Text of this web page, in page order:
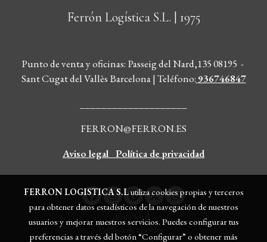
Ferrón Logística S.L. | 1975
Punto de venta y oficinas: Passeig del Nard,135 08195 -
Sant Cugat del Vallès Barcelona | Teléfono: 936746847
FERRON@FERRON.ES
Aviso legal Política de privacidad
FERRON LOGISTICA S.Lutiliza cookies propias y terceros
para obtener datos estadísticos de la navegación de nuestros
usuarios y mejorar nuestros servicios. Puedes configurar tus
preferencias a través del botón “Configurar” o obtener más